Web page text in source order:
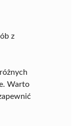
z
Warto